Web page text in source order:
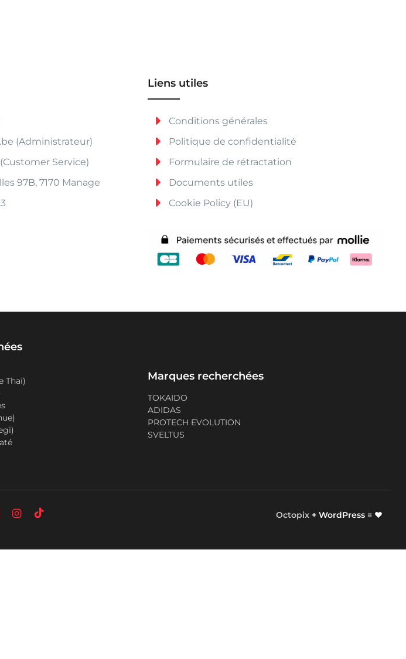
(Administrateur)
Service)
97B, 7170 Manage
Liens utiles
Conditions générales
Politique de confidentialité
Formulaire de rétractation
Documents utiles
Cookie Policy (EU)
Thai)
Marques recherchées
TOKAIDO
ADIDAS
PROTECH EVOLUTION
SVELTUS
Octopix+ WordPress = ❤